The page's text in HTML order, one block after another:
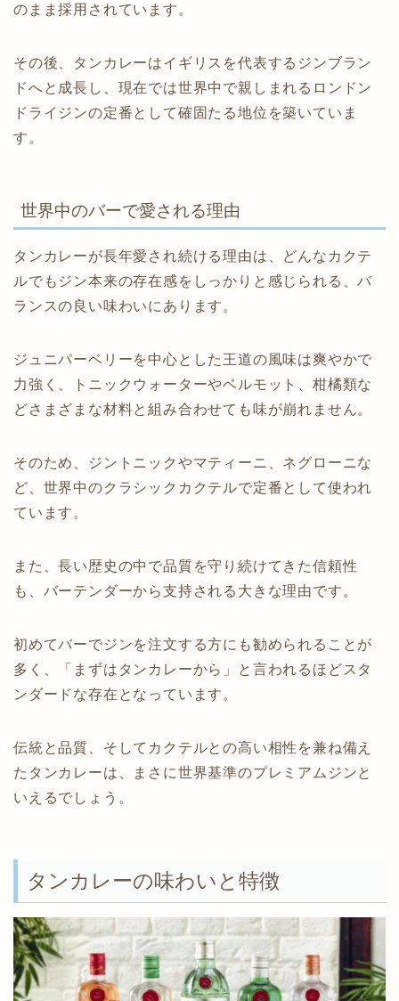
のまま採用されています。
その後、タンカレーはイギリスを代表するジンブラン
ドへと成長し、現在では世界中で親しまれるロンドン
ドライジンの定番として確固たる地位を築いていま
す。
世界中のバーで愛される理由
タンカレーが長年愛され続ける理由は、どんなカクテ
ルでもジン本来の存在感をしっかりと感じられる、バ
ランスの良い味わいにあります。
ジュニパーベリーを中心とした王道の風味は爽やかで
力強く、トニックウォーターやベルモット、柑橘類な
どさまざまな材料と組み合わせても味が崩れません。
そのため、ジントニックやマティーニ、ネグローニな
ど、世界中のクラシックカクテルで定番として使われ
ています。
また、長い歴史の中で品質を守り続けてきた信頼性
も、バーテンダーから支持される大きな理由です。
初めてバーでジンを注文する方にも勧められることが
多く、「まずはタンカレーから」と言われるほどスタ
ンダードな存在となっています。
伝統と品質、そしてカクテルとの高い相性を兼ね備え
たタンカレーは、まさに世界基準のプレミアムジンと
いえるでしょう。
タンカレーの味わいと特徴